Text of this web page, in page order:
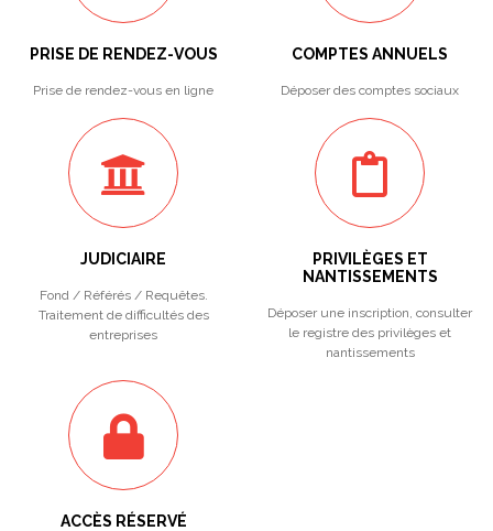
PRISE DE RENDEZ-VOUS
Prise de rendez-vous en ligne
COMPTES ANNUELS
Déposer des comptes sociaux
JUDICIAIRE
Fond / Référés / Requêtes.
Traitement de difficultés des
entreprises
PRIVILÈGES ET
NANTISSEMENTS
Déposer une inscription, consulter
le registre des privilèges et
nantissements
ACCÈS RÉSERVÉ